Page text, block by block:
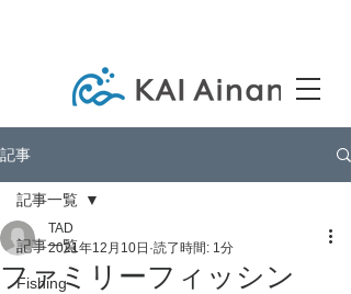
記事
記事一覧
Fishing
記事一覧
ファミリーフィッシン
TAD
2021年12月10日 読了時間: 1分